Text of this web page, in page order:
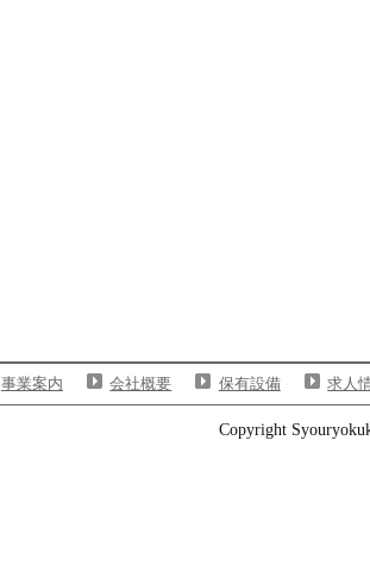
事業案内 会社概要 保有設備 求人
Copyright